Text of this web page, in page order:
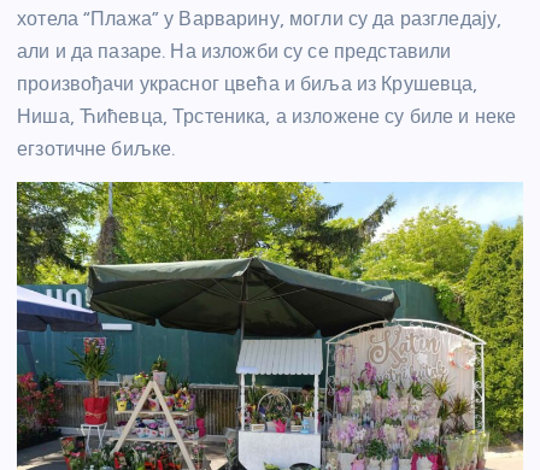
хотела “Плажа” у Варварину, могли су да разгледају,
али и да пазаре. На изложби су се представили
произвођачи украсног цвећа и биља из Крушевца,
Ниша, Ћићевца, Трстеника, а изложене су биле и неке
егзотичне биљке.